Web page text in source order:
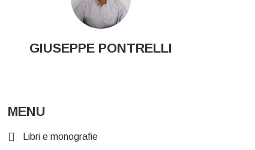
GIUSEPPE PONTRELLI
MENU
Libri e monografie